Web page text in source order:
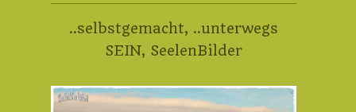
..selbstgemacht, ..unterwegs
SEIN, SeelenBilder